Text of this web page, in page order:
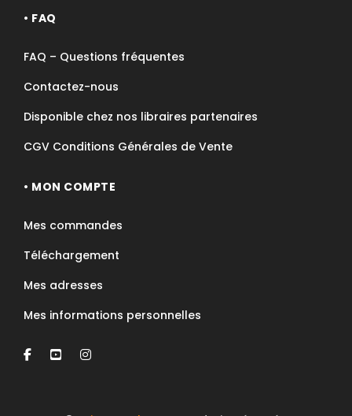
• FAQ
FAQ – Questions fréquentes
Contactez-nous
Disponible chez nos libraires partenaires
CGV Conditions Générales de Vente
• MON COMPTE
Mes commandes
Téléchargement
Mes adresses
Mes informations personnelles